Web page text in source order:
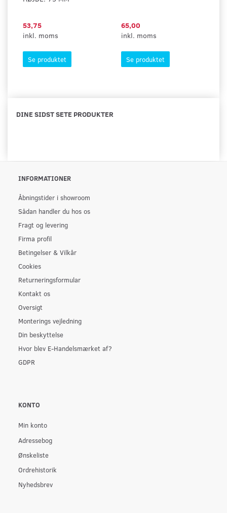
53,75
inkl. moms
Se produktet
65,00
inkl. moms
Se produktet
DINE SIDST SETE PRODUKTER
INFORMATIONER
Åbningstider i showroom
Sådan handler du hos os
Fragt og levering
Firma profil
Betingelser & Vilkår
Cookies
Returneringsformular
Kontakt os
Oversigt
Monterings vejledning
Din beskyttelse
Hvor blev E-Handelsmærket af?
GDPR
KONTO
Min konto
Adressebog
Ønskeliste
Ordrehistorik
Nyhedsbrev